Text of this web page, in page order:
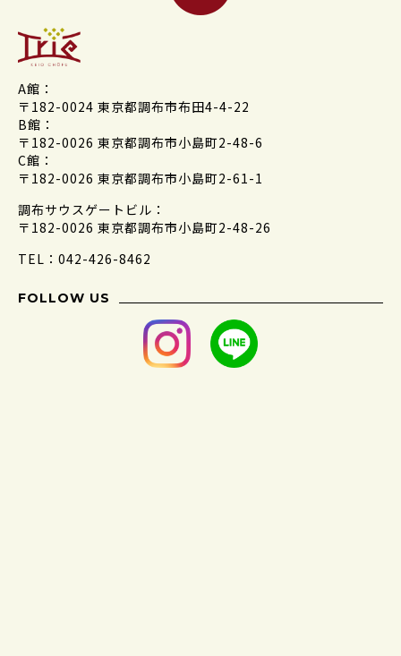
A館：
〒182-0024 東京都調布市布田4-4-22
B館：
〒182-0026 東京都調布市小島町2-48-6
C館：
〒182-0026 東京都調布市小島町2-61-1
調布サウスゲートビル：
〒182-0026 東京都調布市小島町2-48-26
TEL：042-426-8462
FOLLOW US